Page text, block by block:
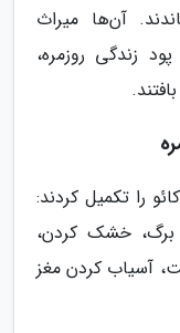
آن‌ها میراث
زندگی روزمره،
را تکمیل کردند:
برگ، خشک کردن،
آسیاب کردن مغز